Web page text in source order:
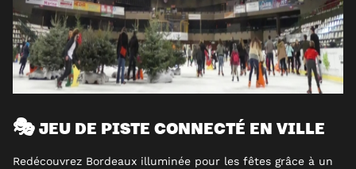
🎭 JEU DE PISTE CONNECTÉ EN VILLE
Redécouvrez Bordeaux illuminée pour les fêtes grâce à un